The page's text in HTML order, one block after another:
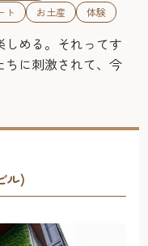
ト お土産 体験
める。それってす
ちに刺激されて、今
ル)